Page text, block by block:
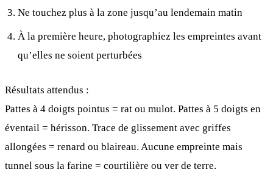
Ne touchez plus à la zone jusqu’au lendemain matin
À la première heure, photographiez les empreintes avant
qu’elles ne soient perturbées
Résultats attendus :
Pattes à 4 doigts pointus = rat ou mulot. Pattes à 5 doigts en
éventail = hérisson. Trace de glissement avec griffes
allongées = renard ou blaireau. Aucune empreinte mais
tunnel sous la farine = courtilière ou ver de terre.